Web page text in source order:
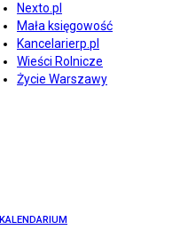
Nexto.pl
Mała księgowość
Kancelarierp.pl
Wieści Rolnicze
Życie Warszawy
KALENDARIUM